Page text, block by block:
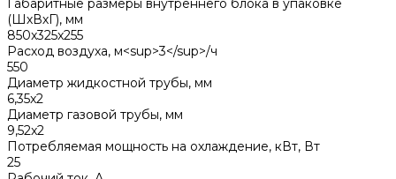
Габаритные размеры внутреннего блока в упаковке
(ШхВхГ), мм
850x325x255
Расход воздуха, м<sup>3</sup>/ч
550
Диаметр жидкостной трубы, мм
6,35x2
Диаметр газовой трубы, мм
9,52x2
Потребляемая мощность на охлаждение, кВт, Вт
25